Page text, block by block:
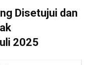
Disetujui dan
2025